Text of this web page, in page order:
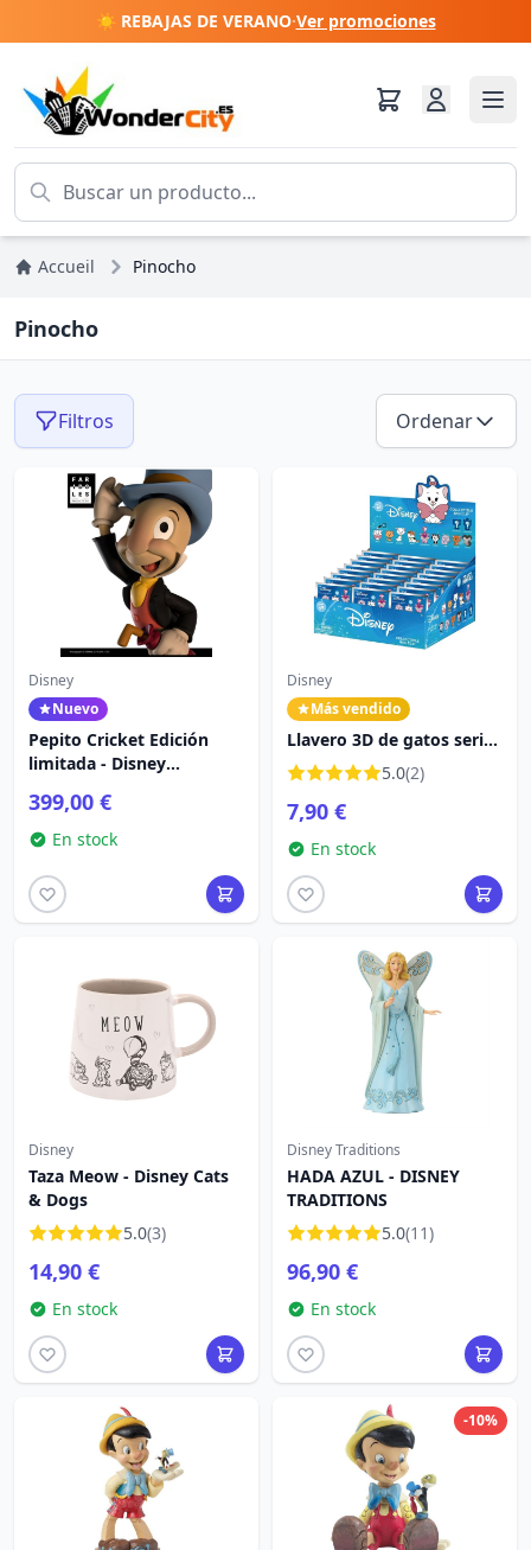
☀️ REBAJAS DE VERANO·Ver promociones
Accueil Pinocho
Pinocho
Filtros Ordenar
Disney
Nuevo
Pepito Cricket Edición
limitada - Disney
399,00 €
En stock
Disney
Más vendido
Llavero 3D de gatos serie
69, bolsa misterio - Disney
5.0(2)
7,90 €
En stock
Disney
Taza Meow - Disney Cats
& Dogs
5.0(3)
14,90 €
En stock
Disney Traditions
HADA AZUL - DISNEY
TRADITIONS
5.0(11)
96,90 €
En stock
-10%